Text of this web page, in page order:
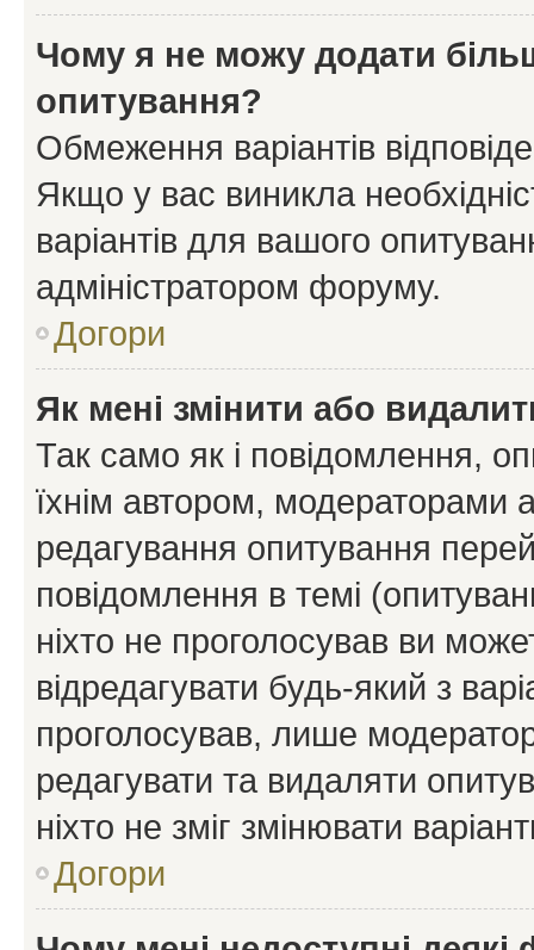
Чому я не можу додати
опитування?
Обмеження варіантів
Якщо у вас виникла
варіантів для вашого
адміністратором форуму.
Догори
Як мені змінити або
Так само як і повідомлення,
їхнім автором, модераторами
редагування опитування
повідомлення в темі
ніхто не проголосував ви
відредагувати будь-який з
проголосував, лише
редагувати та видаляти
ніхто не зміг змінювати
Догори